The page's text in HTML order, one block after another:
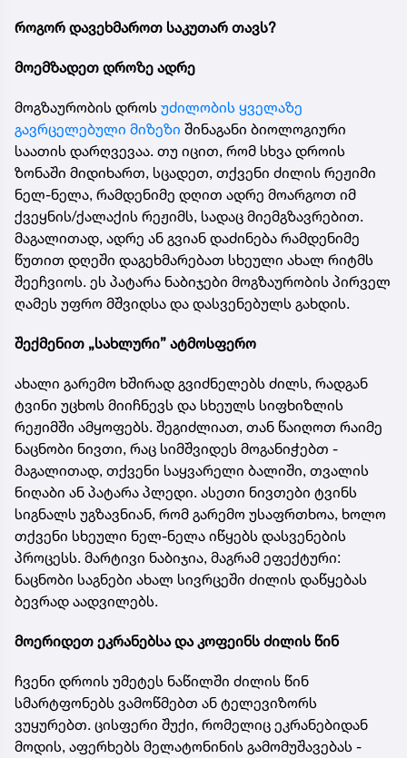
როგორ დავეხმაროთ საკუთარ თავს?
მოემზადეთ დროზე ადრე
მოგზაურობის დროს უძილობის ყველაზე
გავრცელებული მიზეზი შინაგანი ბიოლოგიური
საათის დარღვევაა. თუ იცით, რომ სხვა დროის
ზონაში მიდიხართ, სცადეთ, თქვენი ძილის რეჟიმი
ნელ-ნელა, რამდენიმე დღით ადრე მოარგოთ იმ
ქვეყნის/ქალაქის რეჟიმს, სადაც მიემგზავრებით.
მაგალითად, ადრე ან გვიან დაძინება რამდენიმე
წუთით დღეში დაგეხმარებათ სხეული ახალ რიტმს
შეეჩვიოს. ეს პატარა ნაბიჯები მოგზაურობის პირველ
ღამეს უფრო მშვიდსა და დასვენებულს გახდის.
შექმენით „სახლური” ატმოსფერო
ახალი გარემო ხშირად გვიძნელებს ძილს, რადგან
ტვინი უცხოს მიიჩნევს და სხეულს სიფხიზლის
რეჟიმში ამყოფებს. შეგიძლიათ, თან წაიღოთ რაიმე
ნაცნობი ნივთი, რაც სიმშვიდეს მოგანიჭებთ -
მაგალითად, თქვენი საყვარელი ბალიში, თვალის
ნიღაბი ან პატარა პლედი. ასეთი ნივთები ტვინს
სიგნალს უგზავნიან, რომ გარემო უსაფრთხოა, ხოლო
თქვენი სხეული ნელ-ნელა იწყებს დასვენების
პროცესს. მარტივი ნაბიჯია, მაგრამ ეფექტური:
ნაცნობი საგნები ახალ სივრცეში ძილის დაწყებას
ბევრად აადვილებს.
მოერიდეთ ეკრანებსა და კოფეინს ძილის წინ
ჩვენი დროის უმეტეს ნაწილში ძილის წინ
სმარტფონებს ვამოწმებთ ან ტელევიზორს
ვუყურებთ. ცისფერი შუქი, რომელიც ეკრანებიდან
მოდის, აფერხებს მელატონინის გამომუშავებას -